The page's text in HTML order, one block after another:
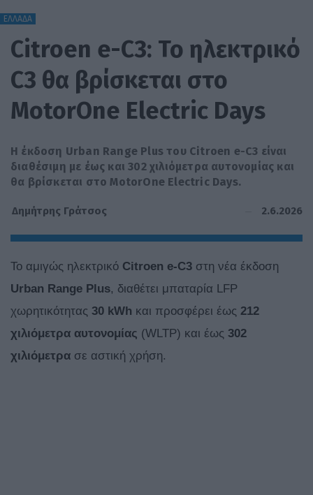
ΕΛΛΑΔΑ
Citroen e-C3: Το ηλεκτρικό
C3 θα βρίσκεται στο
MotorOne Electric Days
Η έκδοση Urban Range Plus του Citroen e-C3 είναι
διαθέσιμη με έως και 302 χιλιόμετρα αυτονομίας και
θα βρίσκεται στο MotorOne Electric Days.
Δημήτρης Γράτσος 2.6.2026
Το αμιγώς ηλεκτρικό Citroen e-C3 στη νέα έκδοση
Urban Range Plus, διαθέτει μπαταρία LFP
χωρητικότητας 30 kWh και προσφέρει έως 212
χιλιόμετρα αυτονομίας (WLTP) και έως 302
χιλιόμετρα σε αστική χρήση.